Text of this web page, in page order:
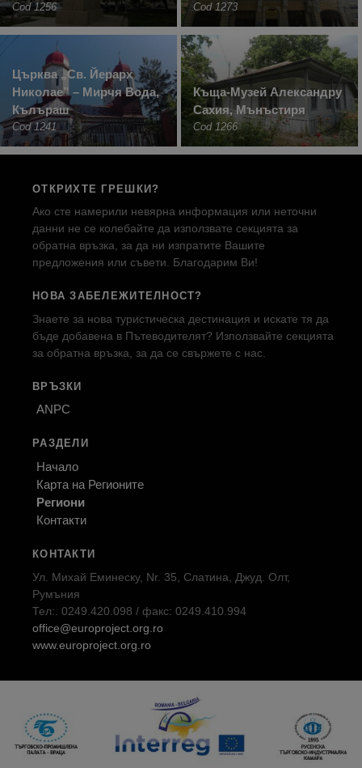
Cod 1256 Cod 1273
Църква „Св. Йерарх
Николае” – Мирчя Вода,
Кълъраш
Cod 1241
Къща-Музей Александру
Сахия, Мънъстиря
Cod 1266
ОТКРИХТЕ ГРЕШКИ?
Ако сте намерили невярна информация или неточни
данни не се колебайте да използвате секцията за
обратна връзка, за да ни изпратите Вашите
предложения или съвети. Благодарим Ви!
НОВА ЗАБЕЛЕЖИТЕЛНОСТ?
Знаете за нова туристическа дестинация и искате тя да
бъде добавена в Пътеводителят? Използвайте секцията
за обратна връзка, за да се свържете с нас.
ВРЪЗКИ
ANPC
РАЗДЕЛИ
Начало
Карта на Регионите
Региони
Контакти
КОНТАКТИ
Ул. Михай Еминеску, Nr. 35, Слатина, Джуд. Олт,
Румъния
Тел:. 0249.420.098 / факс: 0249.410.994
office@europroject.org.ro
www.europroject.org.ro